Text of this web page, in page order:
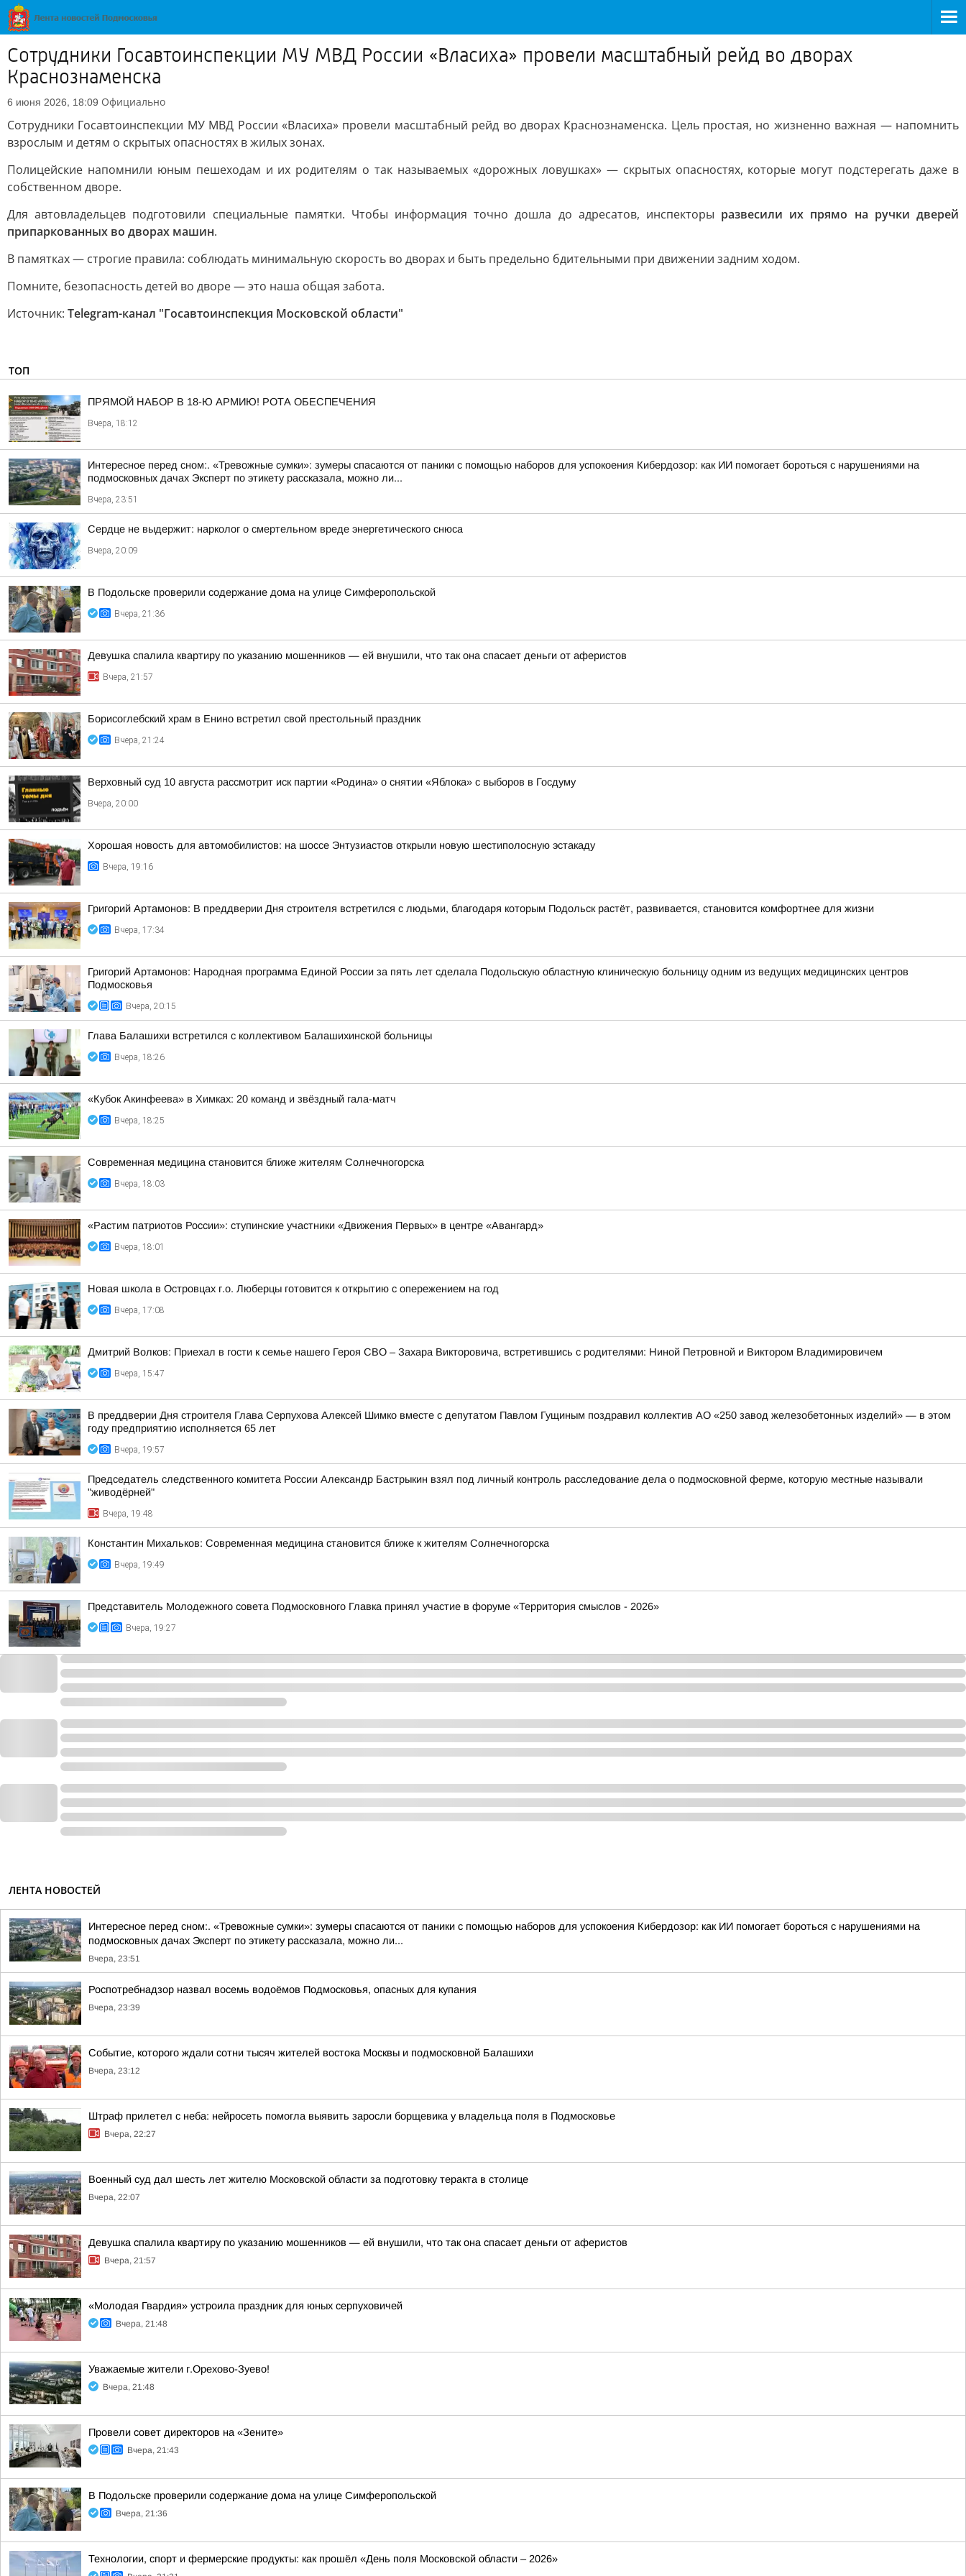
Сотрудники Госавтоинспекции МУ МВД России «Власиха» провели масштабный рейд во дворах
Краснознаменска
6 июня 2026, 18:09 Официально
Сотрудники Госавтоинспекции МУ МВД России «Власиха» провели масштабный рейд во дворах Краснознаменска. Цель простая, но жизненно важная — напомнить
взрослым и детям о скрытых опасностях в жилых зонах.
Полицейские напомнили юным пешеходам и их родителям о так называемых «дорожных ловушках» — скрытых опасностях, которые могут подстерегать даже в
собственном дворе.
Для автовладельцев подготовили специальные памятки. Чтобы информация точно дошла до адресатов, инспекторы развесили их прямо на ручки дверей
припаркованных во дворах машин.
В памятках — строгие правила: соблюдать минимальную скорость во дворах и быть предельно бдительными при движении задним ходом.
Помните, безопасность детей во дворе — это наша общая забота.
Источник: Telegram-канал "Госавтоинспекция Московской области"
ТОП
ПРЯМОЙ НАБОР В 18-Ю АРМИЮ! РОТА ОБЕСПЕЧЕНИЯ
Вчера, 18:12
Интересное перед сном:. «Тревожные сумки»: зумеры спасаются от паники с помощью наборов для успокоения Кибердозор: как ИИ помогает бороться с нарушениями на
подмосковных дачах Эксперт по этикету рассказала, можно ли...
Вчера, 23:51
Сердце не выдержит: нарколог о смертельном вреде энергетического снюса
Вчера, 20:09
В Подольске проверили содержание дома на улице Симферопольской
Вчера, 21:36
Девушка спалила квартиру по указанию мошенников — ей внушили, что так она спасает деньги от аферистов
Вчера, 21:57
Борисоглебский храм в Енино встретил свой престольный праздник
Вчера, 21:24
Верховный суд 10 августа рассмотрит иск партии «Родина» о снятии «Яблока» с выборов в Госдуму
Вчера, 20:00
Хорошая новость для автомобилистов: на шоссе Энтузиастов открыли новую шестиполосную эстакаду
Вчера, 19:16
Григорий Артамонов: В преддверии Дня строителя встретился с людьми, благодаря которым Подольск растёт, развивается, становится комфортнее для жизни
Вчера, 17:34
Григорий Артамонов: Народная программа Единой России за пять лет сделала Подольскую областную клиническую больницу одним из ведущих медицинских центров
Подмосковья
Вчера, 20:15
Глава Балашихи встретился с коллективом Балашихинской больницы
Вчера, 18:26
«Кубок Акинфеева» в Химках: 20 команд и звёздный гала-матч
Вчера, 18:25
Современная медицина становится ближе жителям Солнечногорска
Вчера, 18:03
«Растим патриотов России»: ступинские участники «Движения Первых» в центре «Авангард»
Вчера, 18:01
Новая школа в Островцах г.о. Люберцы готовится к открытию с опережением на год
Вчера, 17:08
Дмитрий Волков: Приехал в гости к семье нашего Героя СВО – Захара Викторовича, встретившись с родителями: Ниной Петровной и Виктором Владимировичем
Вчера, 15:47
В преддверии Дня строителя Глава Серпухова Алексей Шимко вместе с депутатом Павлом Гущиным поздравил коллектив АО «250 завод железобетонных изделий» — в этом
году предприятию исполняется 65 лет
Вчера, 19:57
Председатель следственного комитета России Александр Бастрыкин взял под личный контроль расследование дела о подмосковной ферме, которую местные называли
"живодёрней"
Вчера, 19:48
Константин Михальков: Современная медицина становится ближе к жителям Солнечногорска
Вчера, 19:49
Представитель Молодежного совета Подмосковного Главка принял участие в форуме «Территория смыслов - 2026»
Вчера, 19:27
ЛЕНТА НОВОСТЕЙ
Интересное перед сном:. «Тревожные сумки»: зумеры спасаются от паники с помощью наборов для успокоения Кибердозор: как ИИ помогает бороться с нарушениями на
подмосковных дачах Эксперт по этикету рассказала, можно ли...
Вчера, 23:51
Роспотребнадзор назвал восемь водоёмов Подмосковья, опасных для купания
Вчера, 23:39
Событие, которого ждали сотни тысяч жителей востока Москвы и подмосковной Балашихи
Вчера, 23:12
Штраф прилетел с неба: нейросеть помогла выявить заросли борщевика у владельца поля в Подмосковье
Вчера, 22:27
Военный суд дал шесть лет жителю Московской области за подготовку теракта в столице
Вчера, 22:07
Девушка спалила квартиру по указанию мошенников — ей внушили, что так она спасает деньги от аферистов
Вчера, 21:57
«Молодая Гвардия» устроила праздник для юных серпуховичей
Вчера, 21:48
Уважаемые жители г.Орехово-Зуево!
Вчера, 21:48
Провели совет директоров на «Зените»
Вчера, 21:43
В Подольске проверили содержание дома на улице Симферопольской
Вчера, 21:36
Технологии, спорт и фермерские продукты: как прошёл «День поля Московской области – 2026»